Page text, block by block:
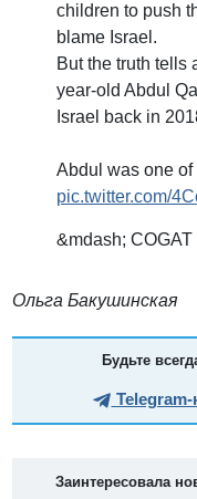
children to push
blame Israel.
But the truth tells
year-old Abdul
Israel back in
Abdul was one
pic.twitter.com/
&mdash;
Ольга Бакушинская
Будьте
Заинтересовала